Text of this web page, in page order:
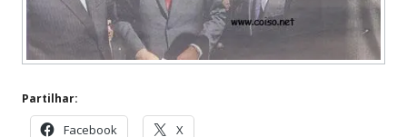
Partilhar:
Facebook X